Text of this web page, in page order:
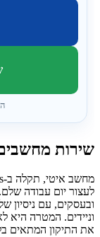
שירות
לעצור יום עבודה
וניידים. המטרה
את התיקון המתאים